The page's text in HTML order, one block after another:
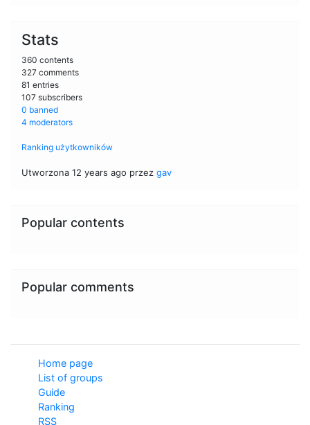
Stats
360 contents
327 comments
81 entries
107 subscribers
0 banned
4 moderators
Ranking użytkowników
Utworzona 12 years ago przez gav
Popular contents
Popular comments
Home page
List of groups
Guide
Ranking
RSS